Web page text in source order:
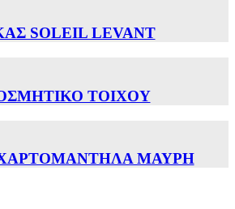
SOLEIL LEVANT
ΤΟΙΧΟΥ
ΜΑΥΡH